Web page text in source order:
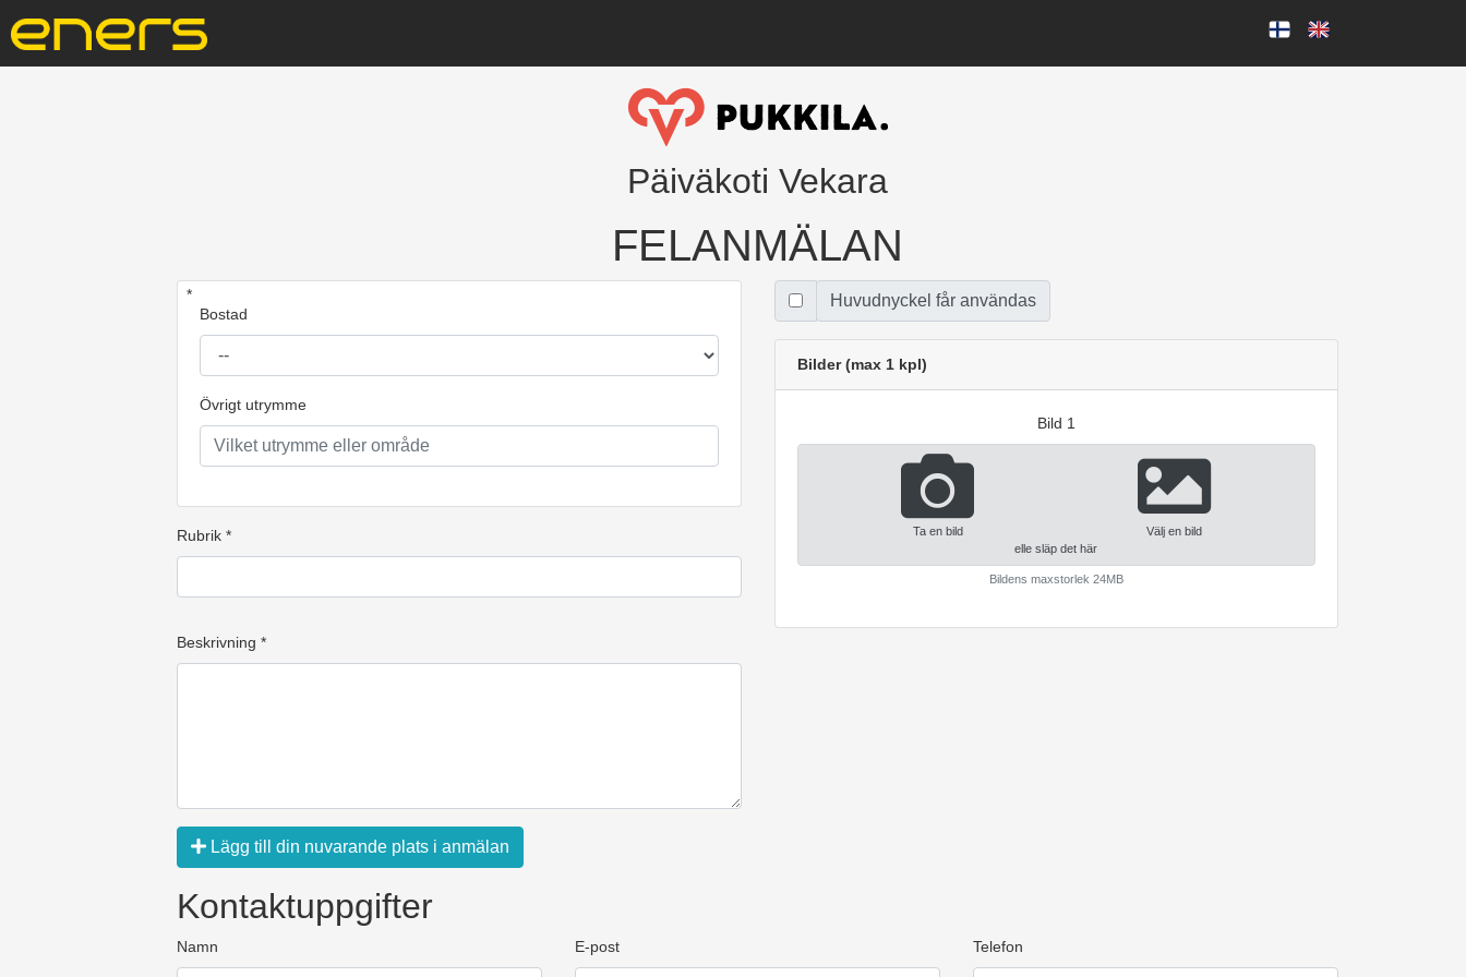
Päiväkoti Vekara
FELANMÄLAN
*
Bostad
Övrigt utrymme
Rubrik *
Beskrivning *
Lägg till din nuvarande plats i anmälan
Huvudnyckel får användas
Bilder (max 1 kpl)
Bild 1
Ta en bild
Välj en bild
elle släp det här
Bildens maxstorlek 24MB
Kontaktuppgifter
Namn E-post Telefon